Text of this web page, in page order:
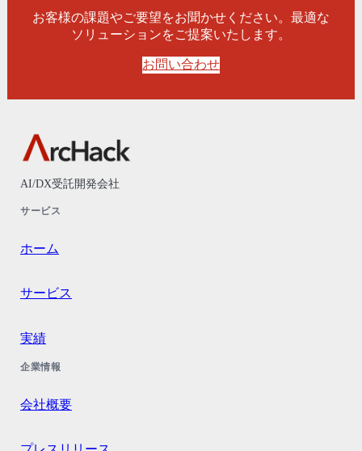
お客様の課題やご要望をお聞かせください。最適な
ソリューションをご提案いたします。
お問い合わせ
AI/DX受託開発会社
サービス
ホーム
サービス
実績
企業情報
会社概要